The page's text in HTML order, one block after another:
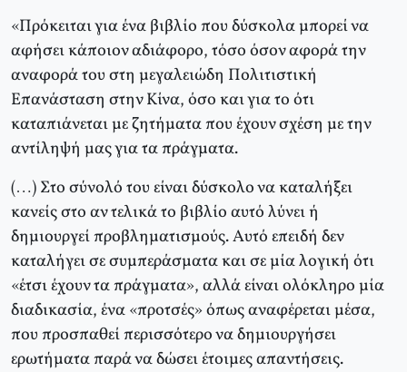
«Πρόκειται για ένα βιβλίο που δύσκολα μπορεί να
αφήσει κάποιον αδιάφορο, τόσο όσον αφορά την
αναφορά του στη μεγαλειώδη Πολιτιστική
Eπανάσταση στην Kίνα, όσο και για το ότι
καταπιάνεται με ζητήματα που έχουν σχέση με την
αντίληψή μας για τα πράγματα.
(…) Στο σύνολό του είναι δύσκολο να καταλήξει
κανείς στο αν τελικά το βιβλίο αυτό λύνει ή
δημιουργεί προβληματισμούς. Aυτό επειδή δεν
καταλήγει σε συμπεράσματα και σε μία λογική ότι
«έτσι έχουν τα πράγματα», αλλά είναι ολόκληρο μία
διαδικασία, ένα «προτσές» όπως αναφέρεται μέσα,
που προσπαθεί περισσότερο να δημιουργήσει
ερωτήματα παρά να δώσει έτοιμες απαντήσεις.